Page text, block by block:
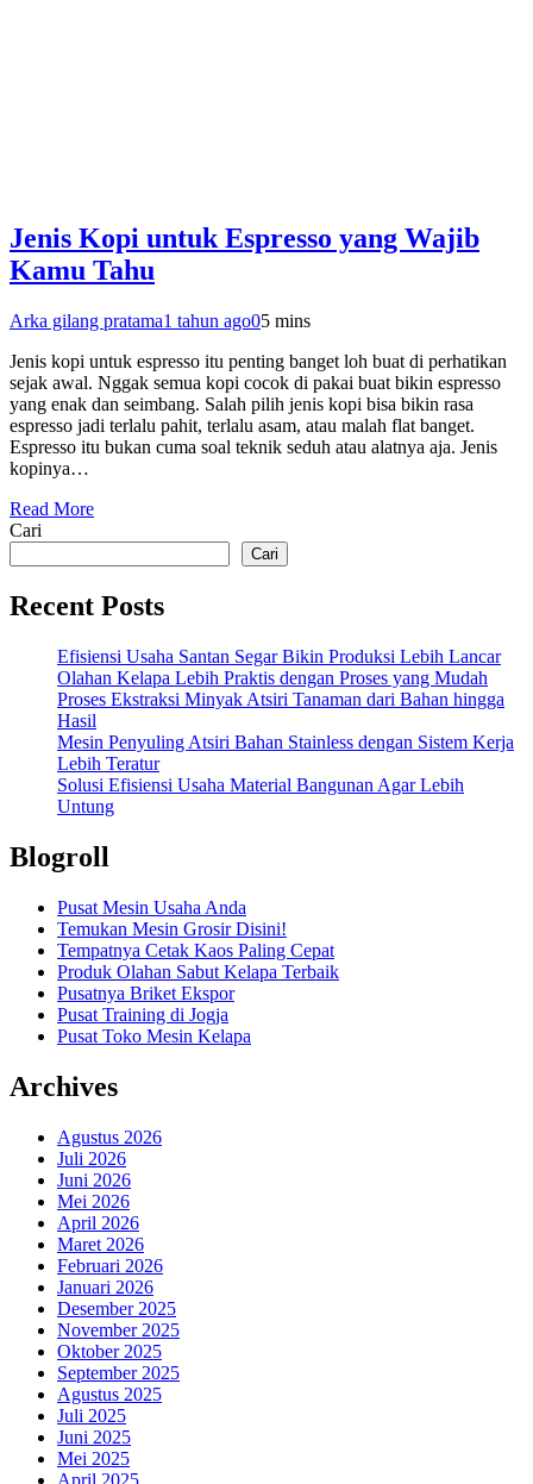
Jenis Kopi untuk Espresso yang Wajib
Kamu Tahu
Arka gilang pratama1 tahun ago05 mins
Jenis kopi untuk espresso itu penting banget loh buat di perhatikan
sejak awal. Nggak semua kopi cocok di pakai buat bikin espresso
yang enak dan seimbang. Salah pilih jenis kopi bisa bikin rasa
espresso jadi terlalu pahit, terlalu asam, atau malah flat banget.
Espresso itu bukan cuma soal teknik seduh atau alatnya aja. Jenis
kopinya…
Read More
Cari
Cari
Recent Posts
Efisiensi Usaha Santan Segar Bikin Produksi Lebih Lancar
Olahan Kelapa Lebih Praktis dengan Proses yang Mudah
Proses Ekstraksi Minyak Atsiri Tanaman dari Bahan hingga
Hasil
Mesin Penyuling Atsiri Bahan Stainless dengan Sistem Kerja
Lebih Teratur
Solusi Efisiensi Usaha Material Bangunan Agar Lebih
Untung
Blogroll
Pusat Mesin Usaha Anda
Temukan Mesin Grosir Disini!
Tempatnya Cetak Kaos Paling Cepat
Produk Olahan Sabut Kelapa Terbaik
Pusatnya Briket Ekspor
Pusat Training di Jogja
Pusat Toko Mesin Kelapa
Archives
Agustus 2026
Juli 2026
Juni 2026
Mei 2026
April 2026
Maret 2026
Februari 2026
Januari 2026
Desember 2025
November 2025
Oktober 2025
September 2025
Agustus 2025
Juli 2025
Juni 2025
Mei 2025
April 2025